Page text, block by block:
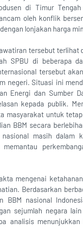
di Timur
oleh konflik
lonjakan harga
tersebut terlihat
SPBU di beberapa
tersebut
negeri. Situasi ini
Energi dan Sumber
kepada publik.
masyarakat untuk
BBM secara
masih dalam
mengenai
Berdasarkan
BBM nasional
sejumlah negara
analisis